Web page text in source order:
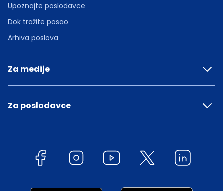
Upoznajte poslodavce
Dok tražite posao
Arhiva poslova
Za medije
Za poslodavce